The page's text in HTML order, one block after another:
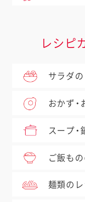
レシピ
サラダ
おかず
スープ
ご飯も
麺類の